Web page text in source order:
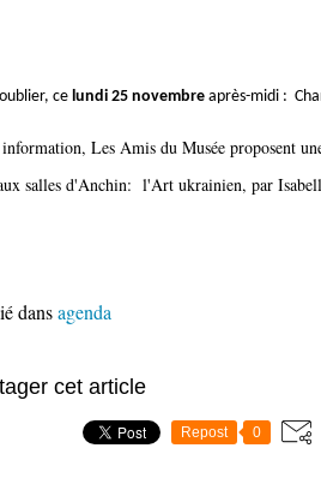
ce lundi 25 novembre après-midi :
Les Amis du Musée proposent
salles d'Anchin: l'Art ukrainien, par
dansagenda
cet article
Repost 0